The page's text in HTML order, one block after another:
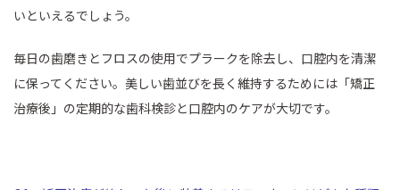
いといえるでしょう。
毎日の歯磨きとフロスの使用でプラークを除去し、口腔内を清潔
に保ってください。美しい歯並びを長く維持するためには「矯正
治療後」の定期的な歯科検診と口腔内のケアが大切です。